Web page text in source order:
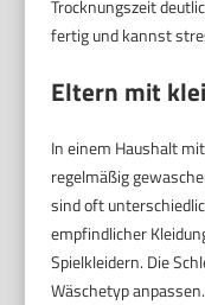
Trocknungszeit
fertig und kannst
Eltern mit
In einem Haushalt
regelmäßig
sind oft
empfindlicher
Spielkleidern. Die
Wäschetyp